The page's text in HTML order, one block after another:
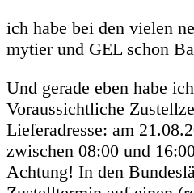
ich habe bei den vielen
mytier und GEL schon
Und gerade eben habe
Voraussichtliche
Lieferadresse: am
zwischen 08:00 und
Achtung! In den